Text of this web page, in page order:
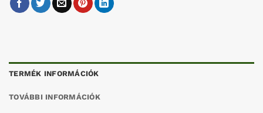
TERMÉK INFORMÁCIÓK
TOVÁBBI INFORMÁCIÓK